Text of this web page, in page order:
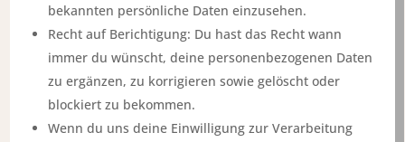
bekannten persönliche Daten einzusehen.
Recht auf Berichtigung: Du hast das Recht wann
immer du wünscht, deine personenbezogenen Daten
zu ergänzen, zu korrigieren sowie gelöscht oder
blockiert zu bekommen.
Wenn du uns deine Einwilligung zur Verarbeitung